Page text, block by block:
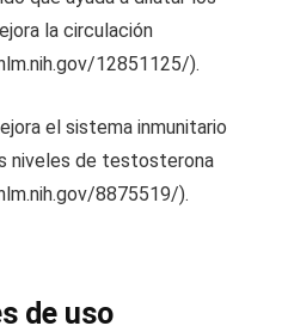
la circulación
12851125/).
el sistema inmunitario
niveles de testosterona
8875519/).
de uso